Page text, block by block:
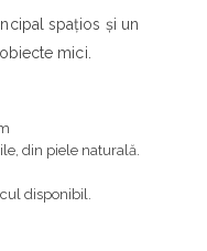
spațios și un
mici.
din piele naturală.
disponibil.